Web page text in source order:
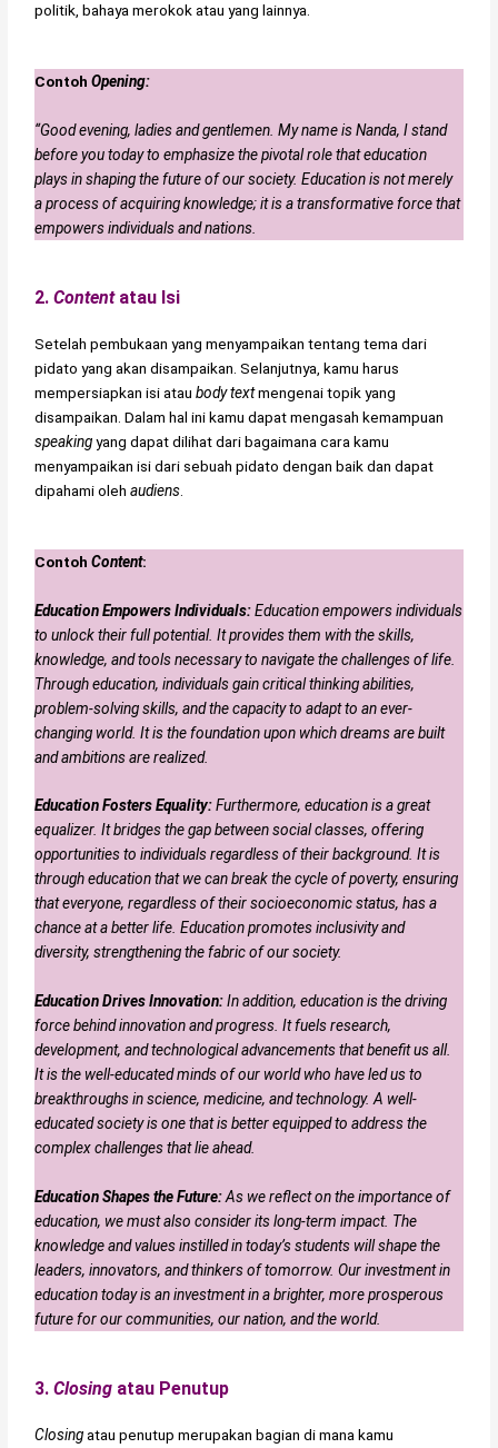
politik, bahaya merokok atau yang lainnya.
ContohOpening:
“Good evening, ladies and gentlemen. My name is Nanda, I stand
before you today to emphasize the pivotal role that education
plays in shaping the future of our society. Education is not merely
a process of acquiring knowledge; it is a transformative force that
empowers individuals and nations.
2.Contentatau Isi
Setelah pembukaan yang menyampaikan tentang tema dari
pidato yang akan disampaikan. Selanjutnya, kamu harus
mempersiapkan isi ataubody textmengenai topik yang
disampaikan. Dalam hal ini kamu dapat mengasah kemampuan
speakingyang dapat dilihat dari bagaimana cara kamu
menyampaikan isi dari sebuah pidato dengan baik dan dapat
dipahami olehaudiens
ContohContent:
Education Empowers Individuals:Education empowers individuals
to unlock their full potential. It provides them with the skills,
knowledge, and tools necessary to navigate the challenges of life.
Through education, individuals gain critical thinking abilities,
problem-solving skills, and the capacity to adapt to an ever-
changing world. It is the foundation upon which dreams are built
and ambitions are realized.
Education Fosters Equality:Furthermore, education is a great
equalizer. It bridges the gap between social classes, offering
opportunities to individuals regardless of their background. It is
through education that we can break the cycle of poverty, ensuring
that everyone, regardless of their socioeconomic status, has a
chance at a better life. Education promotes inclusivity and
diversity, strengthening the fabric of our society.
Education Drives Innovation:In addition, education is the driving
force behind innovation and progress. It fuels research,
development, and technological advancements that benefit us all.
It is the well-educated minds of our world who have led us to
breakthroughs in science, medicine, and technology. A well-
educated society is one that is better equipped to address the
complex challenges that lie ahead.
Education Shapes the Future:As we reflect on the importance of
education, we must also consider its long-term impact. The
knowledge and values instilled in today’s students will shape the
leaders, innovators, and thinkers of tomorrow. Our investment in
education today is an investment in a brighter, more prosperous
future for our communities, our nation, and the world.
3.Closing atau Penutup
Closingatau penutup merupakan bagian di mana kamu